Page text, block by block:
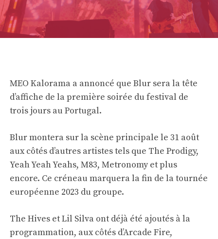
MEO Kalorama a annoncé que Blur sera la tête
d’affiche de la première soirée du festival de
trois jours au Portugal.
Blur montera sur la scène principale le 31 août
aux côtés d’autres artistes tels que The Prodigy,
Yeah Yeah Yeahs, M83, Metronomy et plus
encore. Ce créneau marquera la fin de la tournée
européenne 2023 du groupe.
The Hives et Lil Silva ont déjà été ajoutés à la
programmation, aux côtés d’Arcade Fire,